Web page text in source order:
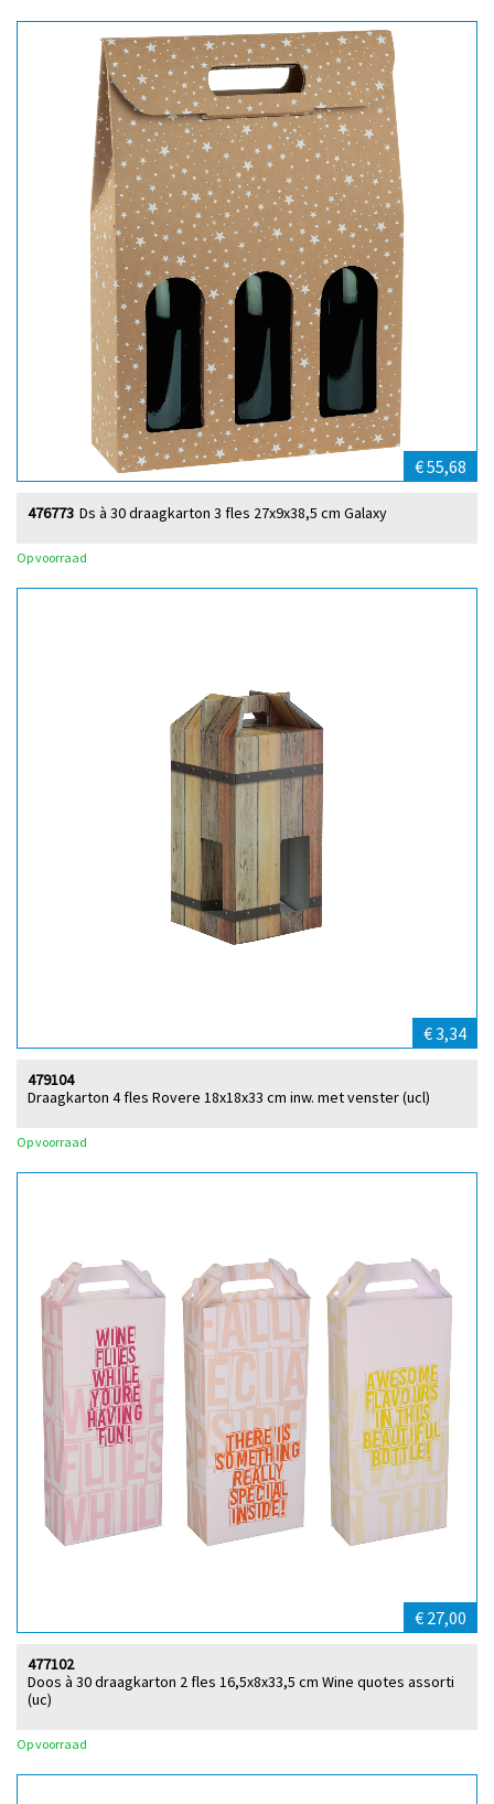
€ 55,68
Ds à 30 draagkarton 3 fles 27x9x38,5 cm Galaxy
476773
Op voorraad
€ 3,34
Draagkarton 4 fles Rovere 18x18x33 cm inw. met venster (ucl)
479104
Op voorraad
€ 27,00
Doos à 30 draagkarton 2 fles 16,5x8x33,5 cm Wine quotes assorti
(uc)
477102
Op voorraad